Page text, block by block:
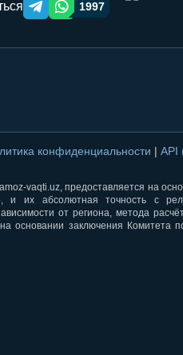
Telegram orqali ulashish
WhatsApp orqali ulashish
1997
конфиденциальности | API
vaqti.uz, предоставляется на
и их абсолютная точность с
от региона, метода
основании заключения Комитета